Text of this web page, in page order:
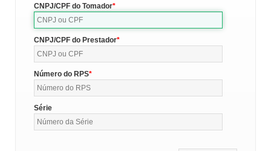
CNPJ/CPF do Tomador
CNPJ/CPF do Prestador
Número do RPS
Série